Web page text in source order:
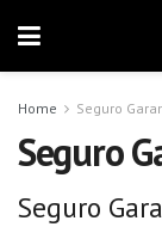
Home Seguro
Seguro
Seguro